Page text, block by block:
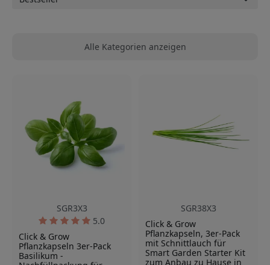
Alle Kategorien anzeigen
SGR3X3
5.0
Click & Grow
Pflanzkapseln 3er-Pack
Basilikum -
SGR38X3
Click & Grow
Pflanzkapseln, 3er-Pack
mit Schnittlauch für
Smart Garden Starter Kit
zum Anbau zu Hause in